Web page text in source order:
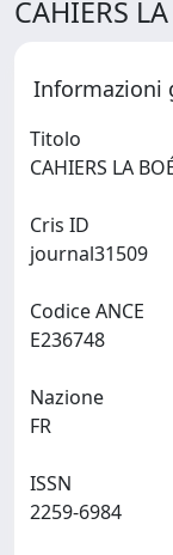
CAHIERS
Informazioni
Titolo
Cris ID
Codice ANCE
Nazione
ISSN